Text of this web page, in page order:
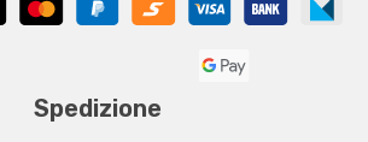
Spedizione